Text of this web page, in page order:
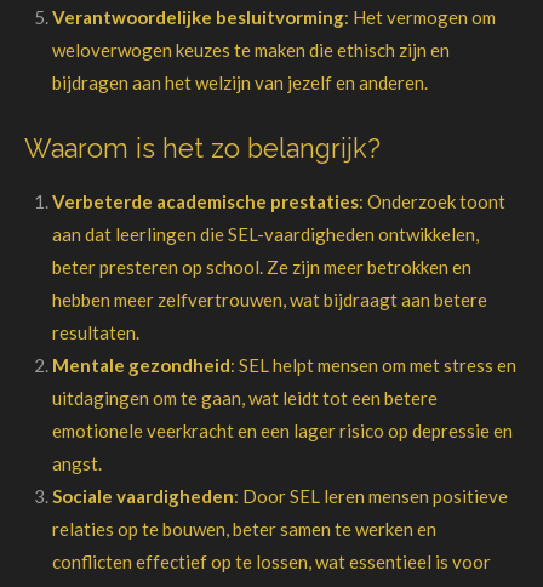
Verantwoordelijke besluitvorming: Het vermogen om
weloverwogen keuzes te maken die ethisch zijn en
bijdragen aan het welzijn van jezelf en anderen.
Waarom is het zo belangrijk?
Verbeterde academische prestaties: Onderzoek toont
aan dat leerlingen die SEL-vaardigheden ontwikkelen,
beter presteren op school. Ze zijn meer betrokken en
hebben meer zelfvertrouwen, wat bijdraagt aan betere
resultaten.
Mentale gezondheid: SEL helpt mensen om met stress en
uitdagingen om te gaan, wat leidt tot een betere
emotionele veerkracht en een lager risico op depressie en
angst.
Sociale vaardigheden: Door SEL leren mensen positieve
relaties op te bouwen, beter samen te werken en
conflicten effectief op te lossen, wat essentieel is voor